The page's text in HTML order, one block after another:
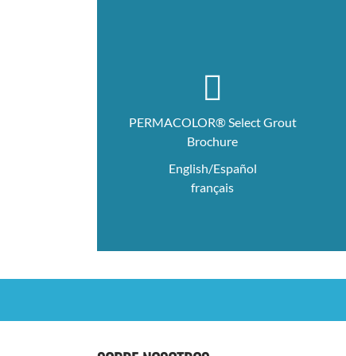
PERMACOLOR® Select Grout
Brochure
English/Español
français